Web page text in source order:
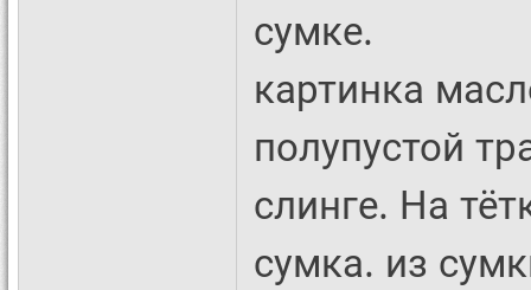
сумке.
картинка
полупустой
слинге. На
сумка. из